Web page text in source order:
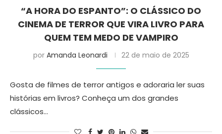
“A HORA DO ESPANTO”: O CLÁSSICO DO
CINEMA DE TERROR QUE VIRA LIVRO PARA
QUEM TEM MEDO DE VAMPIRO
por Amanda Leonardi 22 de maio de 2025
Gosta de filmes de terror antigos e adoraria ler suas
histórias em livros? Conheça um dos grandes
clássicos…